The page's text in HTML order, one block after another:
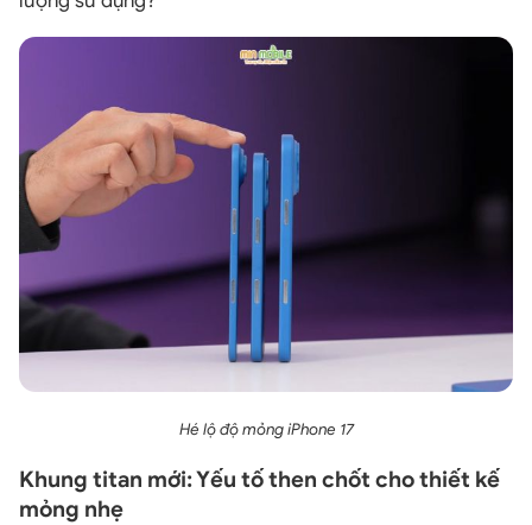
Hé lộ độ mỏng iPhone 17
Khung titan mới: Yếu tố then chốt cho thiết kế
mỏng nhẹ